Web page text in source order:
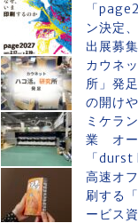
「
ン決定
出展募
カウネ
所」発
の開け
ミケラ
業 オー
「
高速オ
刷する
ービス